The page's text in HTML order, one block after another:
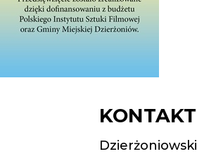
KONTAKT
Dzierżoniowski